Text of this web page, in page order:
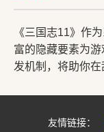
《三国志11》作
富的隐藏要素为
发机制，将助你在
友情链接：